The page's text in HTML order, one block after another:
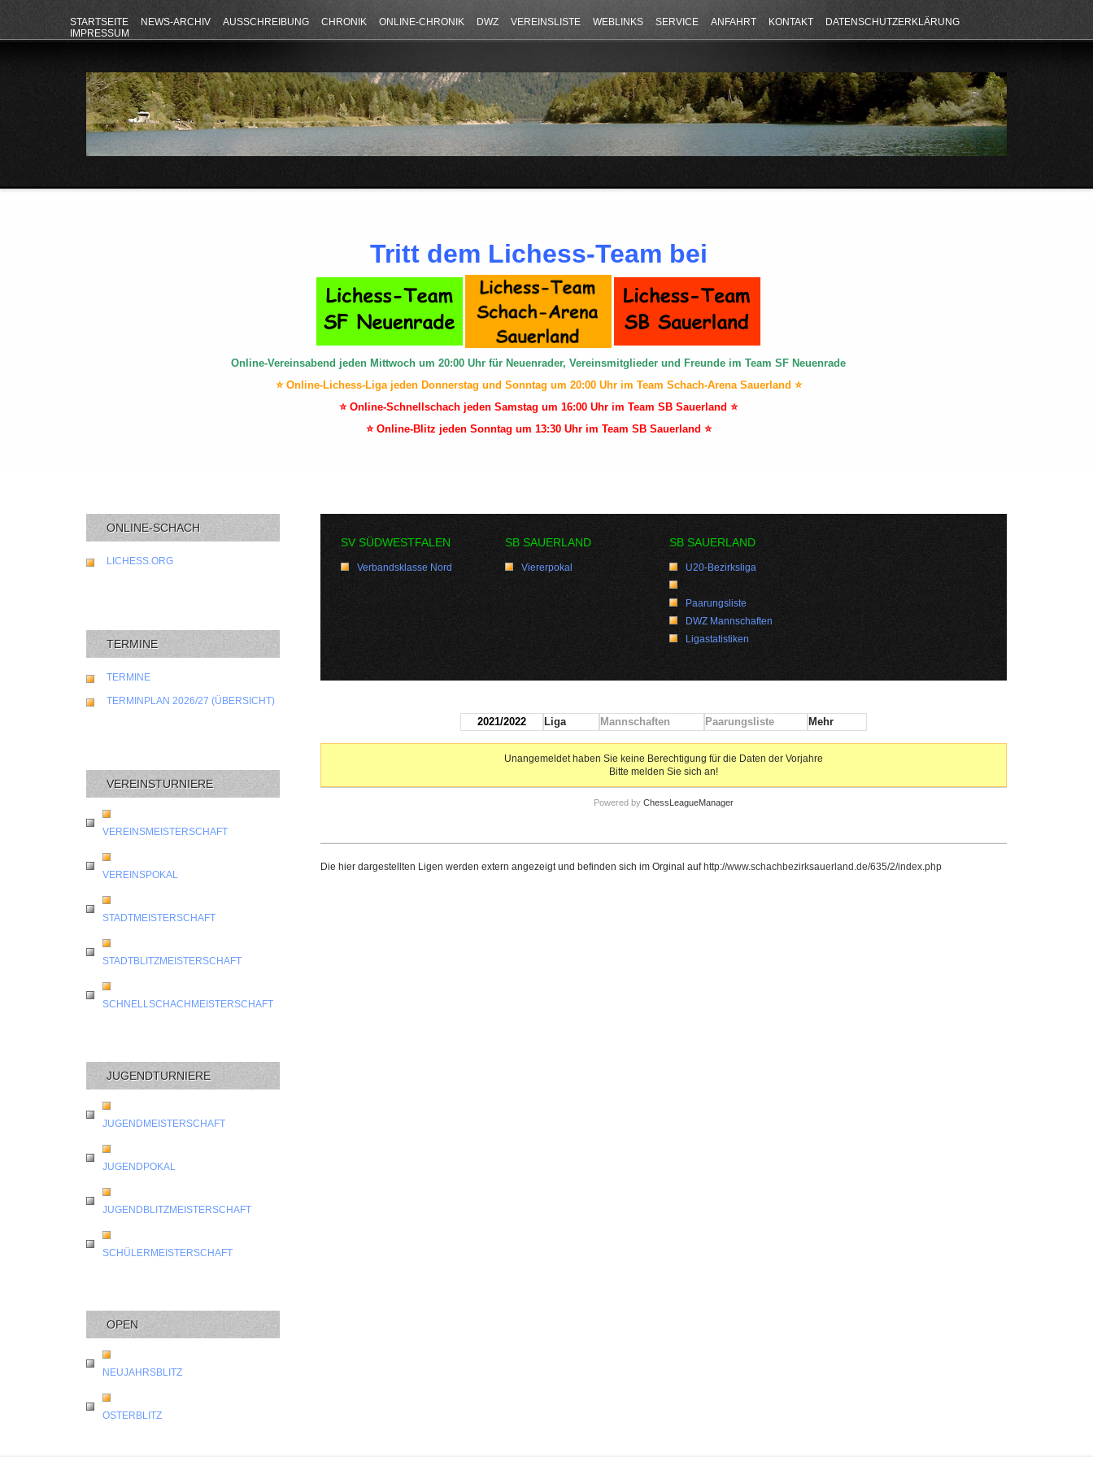
STARTSEITE NEWS-ARCHIV AUSSCHREIBUNG CHRONIK ONLINE-CHRONIK DWZ VEREINSLISTE WEBLINKS SERVICE ANFAHRT KONTAKT
DATENSCHUTZERKLÄRUNG
IMPRESSUM
Tritt dem Lichess-Team bei
Online-Vereinsabend jeden Mittwoch um 20:00 Uhr für Neuenrader, Vereinsmitglieder und Freunde im Team SF Neuenrade
⭐ Online-Lichess-Liga jeden Donnerstag und Sonntag um 20:00 Uhr im Team Schach-Arena Sauerland ⭐
⭐ Online-Schnellschach jeden Samstag um 16:00 Uhr im Team SB Sauerland ⭐
⭐ Online-Blitz jeden Sonntag um 13:30 Uhr im Team SB Sauerland ⭐
ONLINE-SCHACH
LICHESS.ORG
TERMINE
TERMINE
TERMINPLAN 2026/27 (ÜBERSICHT)
VEREINSTURNIERE
VEREINSMEISTERSCHAFT
VEREINSPOKAL
STADTMEISTERSCHAFT
STADTBLITZMEISTERSCHAFT
SCHNELLSCHACHMEISTERSCHAFT
JUGENDTURNIERE
JUGENDMEISTERSCHAFT
JUGENDPOKAL
JUGENDBLITZMEISTERSCHAFT
SCHÜLERMEISTERSCHAFT
OPEN
NEUJAHRSBLITZ
OSTERBLITZ
SV SÜDWESTFALEN
Verbandsklasse Nord
SB SAUERLAND
Viererpokal
SB SAUERLAND
U20-Bezirksliga
Paarungsliste
DWZ Mannschaften
Ligastatistiken
2021/2022 Liga Mannschaften Paarungsliste Mehr
Unangemeldet haben Sie keine Berechtigung für die Daten der Vorjahre
Bitte melden Sie sich an!
Powered by ChessLeagueManager
Die hier dargestellten Ligen werden extern angezeigt und befinden sich im Orginal auf http://www.schachbezirksauerland.de/635/2/index.php